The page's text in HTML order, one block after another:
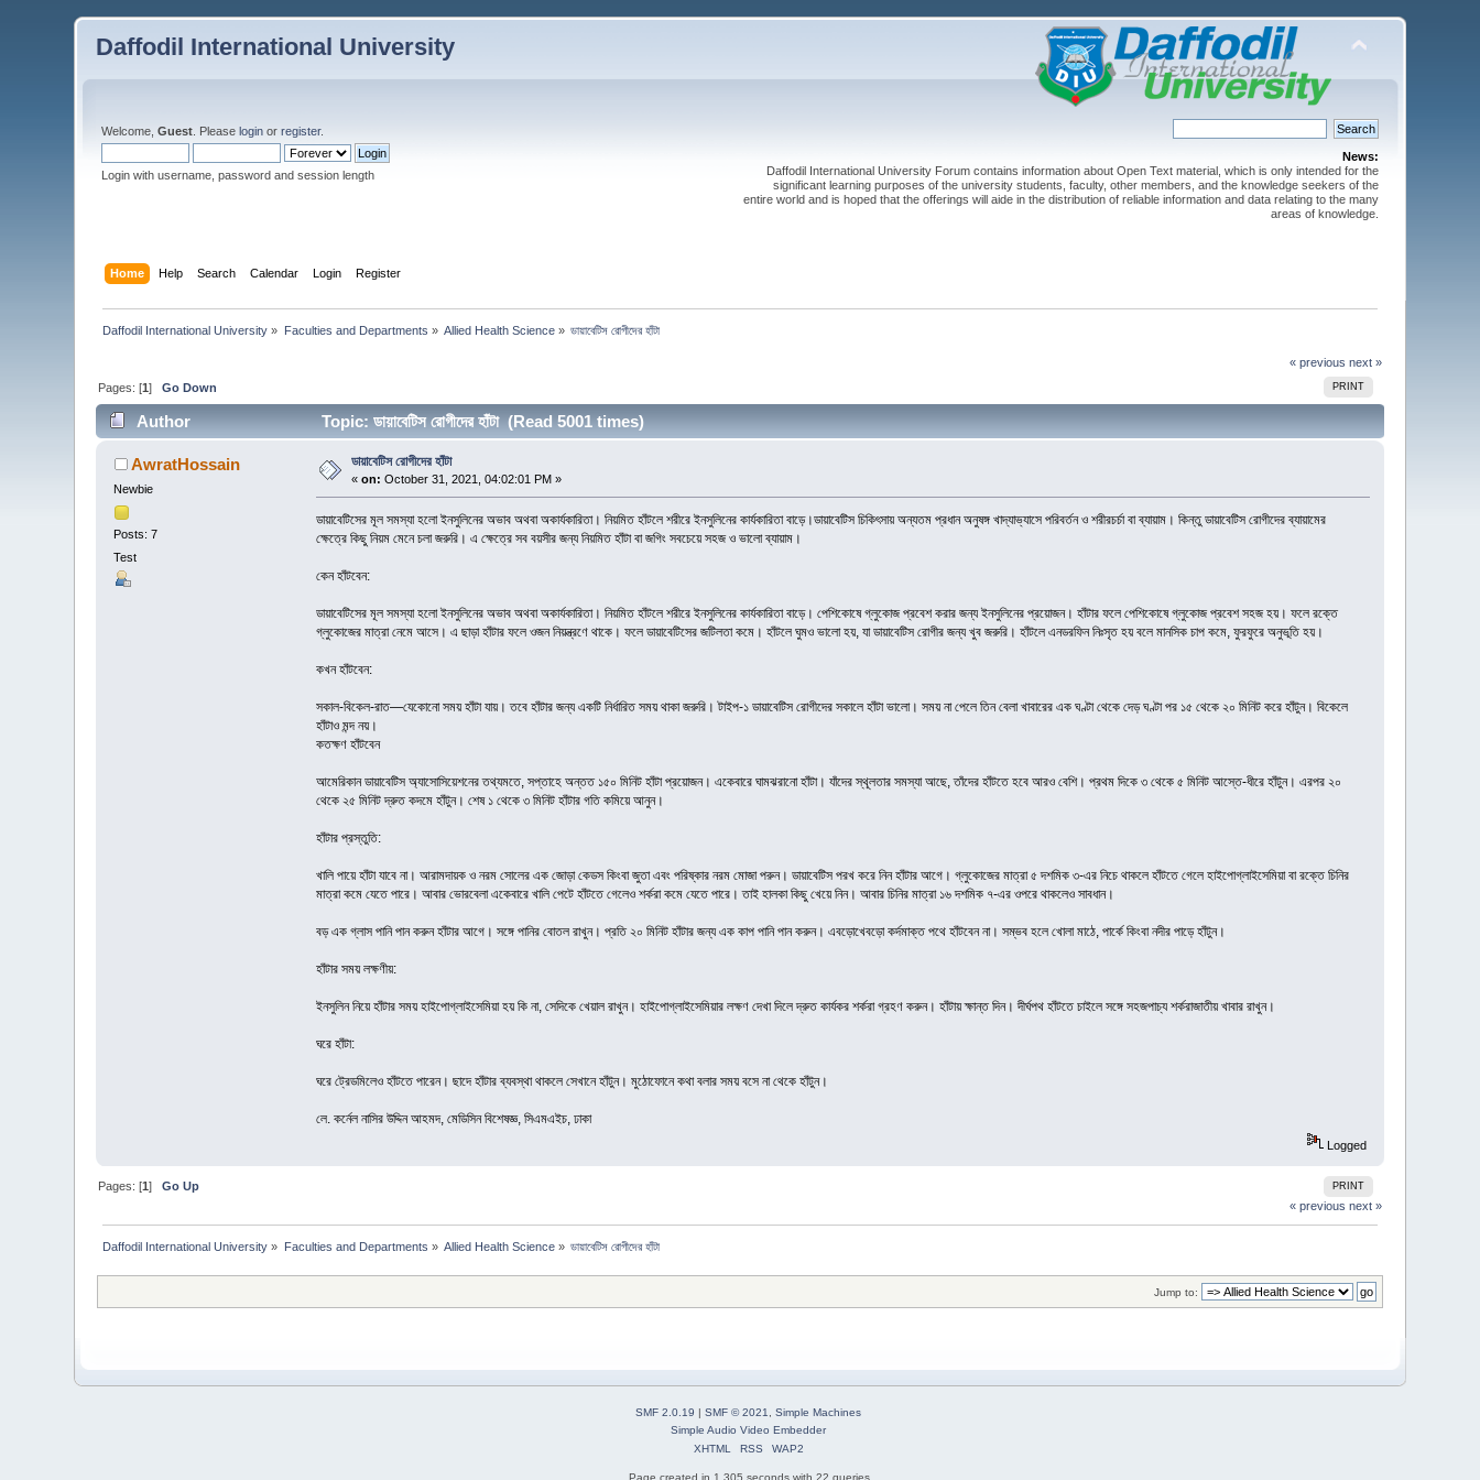
Daffodil International University
Welcome,Guest . Pleaselogin orregister.
Login with username, password and session length
News:
Daffodil International University Forum contains information about Open Text material, which is only intended for the
significant learning purposes of the university students, faculty, other members, and the knowledge seekers of the
entire world and is hoped that the offerings will aide in the distribution of reliable information and data relating to the many
areas of knowledge.
Home Help Search Calendar Login Register
Daffodil International University » Faculties and Departments » Allied Health Science » ডায়াবেটিস রোগীদের হাঁটা
« previous next »
PRINT
Pages: [1]Go Down
Author Topic: ডায়াবেটিস রোগীদের হাঁটা (Read 5001 times)
AwratHossain
Newbie
Posts: 7
Test
ডায়াবেটিস রোগীদের হাঁটা
«on: October 31, 2021, 04:02:01 PM »
ডায়াবেটিসের মূল সমস্যা হলো ইনসুলিনের অভাব অথবা অকার্যকারিতা। নিয়মিত হাঁটলে শরীরে ইনসুলিনের কার্যকারিতা বাড়ে।ডায়াবেটিস চিকিৎসায় অন্যতম প্রধান অনুষঙ্গ খাদ্যাভ্যাসে পরিবর্তন ও শরীরচর্চা বা ব্যায়াম। কিন্তু ডায়াবেটিস রোগীদের ব্যায়ামের
ক্ষেত্রে কিছু নিয়ম মেনে চলা জরুরি। এ ক্ষেত্রে সব বয়সীর জন্য নিয়মিত হাঁটা বা জগিং সবচেয়ে সহজ ও ভালো ব্যায়াম।
কেন হাঁটবেন:
ডায়াবেটিসের মূল সমস্যা হলো ইনসুলিনের অভাব অথবা অকার্যকারিতা। নিয়মিত হাঁটলে শরীরে ইনসুলিনের কার্যকারিতা বাড়ে। পেশিকোষে গ্লুকোজ প্রবেশ করার জন্য ইনসুলিনের প্রয়োজন। হাঁটার ফলে পেশিকোষে গ্লুকোজ প্রবেশ সহজ হয়। ফলে রক্তে
গ্লুকোজের মাত্রা নেমে আসে। এ ছাড়া হাঁটার ফলে ওজন নিয়ন্ত্রণে থাকে। ফলে ডায়াবেটিসের জটিলতা কমে। হাঁটলে ঘুমও ভালো হয়, যা ডায়াবেটিস রোগীর জন্য খুব জরুরি। হাঁটলে এনডরফিন নিঃসৃত হয় বলে মানসিক চাপ কমে, ফুরফুরে অনুভূতি হয়।
কখন হাঁটবেন:
সকাল-বিকেল-রাত—যেকোনো সময় হাঁটা যায়। তবে হাঁটার জন্য একটি নির্ধারিত সময় থাকা জরুরি। টাইপ-১ ডায়াবেটিস রোগীদের সকালে হাঁটা ভালো। সময় না পেলে তিন বেলা খাবারের এক ঘণ্টা থেকে দেড় ঘণ্টা পর ১৫ থেকে ২০ মিনিট করে হাঁটুন। বিকেলে
হাঁটাও মন্দ নয়।
কতক্ষণ হাঁটবেন
আমেরিকান ডায়াবেটিস অ্যাসোসিয়েশনের তথ্যমতে, সপ্তাহে অন্তত ১৫০ মিনিট হাঁটা প্রয়োজন। একেবারে ঘামঝরানো হাঁটা। যাঁদের স্থূলতার সমস্যা আছে, তাঁদের হাঁটতে হবে আরও বেশি। প্রথম দিকে ৩ থেকে ৫ মিনিট আস্তে-ধীরে হাঁটুন। এরপর ২০
থেকে ২৫ মিনিট দ্রুত কদমে হাঁটুন। শেষ ১ থেকে ৩ মিনিট হাঁটার গতি কমিয়ে আনুন।
হাঁটার প্রস্তুতি:
খালি পায়ে হাঁটা যাবে না। আরামদায়ক ও নরম সোলের এক জোড়া কেডস কিংবা জুতা এবং পরিষ্কার নরম মোজা পরুন। ডায়াবেটিস পরখ করে নিন হাঁটার আগে। গ্লুকোজের মাত্রা ৫ দশমিক ৩-এর নিচে থাকলে হাঁটতে গেলে হাইপোগ্লাইসেমিয়া বা রক্তে চিনির
মাত্রা কমে যেতে পারে। আবার ভোরবেলা একেবারে খালি পেটে হাঁটতে গেলেও শর্করা কমে যেতে পারে। তাই হালকা কিছু খেয়ে নিন। আবার চিনির মাত্রা ১৬ দশমিক ৭-এর ওপরে থাকলেও সাবধান।
বড় এক গ্লাস পানি পান করুন হাঁটার আগে। সঙ্গে পানির বোতল রাখুন। প্রতি ২০ মিনিট হাঁটার জন্য এক কাপ পানি পান করুন। এবড়োখেবড়ো কর্দমাক্ত পথে হাঁটবেন না। সম্ভব হলে খোলা মাঠে, পার্কে কিংবা নদীর পাড়ে হাঁটুন।
হাঁটার সময় লক্ষণীয়:
ইনসুলিন নিয়ে হাঁটার সময় হাইপোগ্লাইসেমিয়া হয় কি না, সেদিকে খেয়াল রাখুন। হাইপোগ্লাইসেমিয়ার লক্ষণ দেখা দিলে দ্রুত কার্যকর শর্করা গ্রহণ করুন। হাঁটায় ক্ষান্ত দিন। দীর্ঘপথ হাঁটতে চাইলে সঙ্গে সহজপাচ্য শর্করাজাতীয় খাবার রাখুন।
ঘরে হাঁটা:
ঘরে ট্রেডমিলেও হাঁটতে পারেন। ছাদে হাঁটার ব্যবস্থা থাকলে সেখানে হাঁটুন। মুঠোফোনে কথা বলার সময় বসে না থেকে হাঁটুন।
লে. কর্নেল নাসির উদ্দিন আহমদ, মেডিসিন বিশেষজ্ঞ, সিএমএইচ, ঢাকা
Logged
PRINT
Pages: [1]Go Up
« previous next »
Daffodil International University » Faculties and Departments » Allied Health Science » ডায়াবেটিস রোগীদের হাঁটা
Jump to:
SMF 2.0.19 SMF © 2021, Simple Machines
Simple Audio Video Embedder
XHTML
RSS WAP2